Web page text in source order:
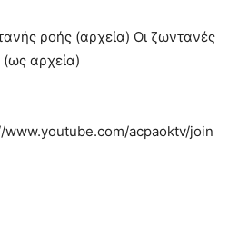
ροής (αρχεία) Οι ζωντανές
(ως αρχεία)
www.youtube.com/acpaoktv/join